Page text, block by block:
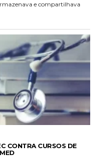
e compartilhava
CONTRA CURSOS DE